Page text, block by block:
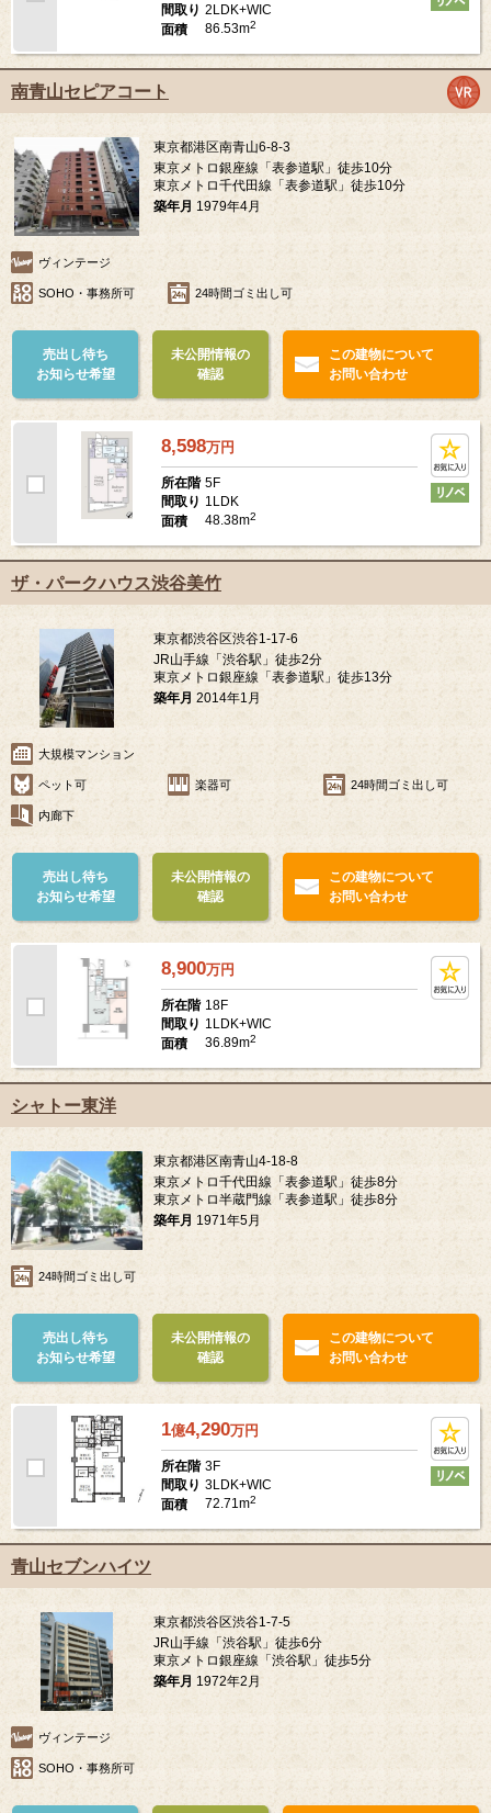
間取り 2LDK+WIC
面積
86.53m2
南青山セピアコート
東京都港区南青山6-8-3
東京メトロ銀座線「表参道駅」徒歩10分
東京メトロ千代田線「表参道駅」徒歩10分
築年月 1979年4月
ヴィンテージ
SOHO・事務所可 24時間ゴミ出し可
売出し待ち
お知らせ希望
未公開情報の
確認
この建物について
お問い合わせ
8,598万円
所在階 5F
間取り 1LDK
面積
48.38m2
ザ・パークハウス渋谷美竹
東京都渋谷区渋谷1-17-6
JR山手線「渋谷駅」徒歩2分
東京メトロ銀座線「表参道駅」徒歩13分
築年月 2014年1月
大規模マンション
ペット可 楽器可 24時間ゴミ出し可
内廊下
売出し待ち
お知らせ希望
未公開情報の
確認
この建物について
お問い合わせ
8,900万円
所在階 18F
間取り 1LDK+WIC
面積
36.89m2
シャトー東洋
東京都港区南青山4-18-8
東京メトロ千代田線「表参道駅」徒歩8分
東京メトロ半蔵門線「表参道駅」徒歩8分
築年月 1971年5月
24時間ゴミ出し可
売出し待ち
お知らせ希望
未公開情報の
確認
この建物について
お問い合わせ
1億4,290万円
所在階 3F
間取り 3LDK+WIC
面積
72.71m2
青山セブンハイツ
東京都渋谷区渋谷1-7-5
JR山手線「渋谷駅」徒歩6分
東京メトロ銀座線「渋谷駅」徒歩5分
築年月 1972年2月
ヴィンテージ
SOHO・事務所可